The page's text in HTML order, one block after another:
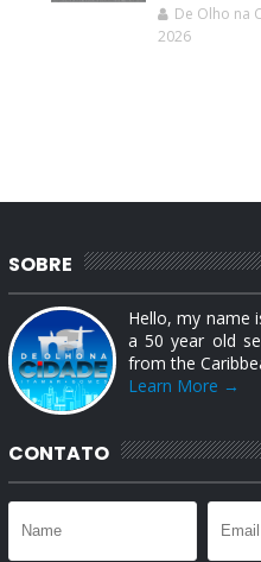
De Olho na
2026
SOBRE
Hello, my name
a 50 year old
from the
Learn More →
CONTATO